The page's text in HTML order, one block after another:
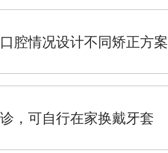
腔情况设计不同矫正方案
，可自行在家换戴牙套